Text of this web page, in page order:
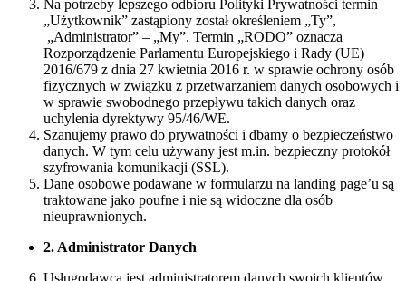
Na potrzeby lepszego odbioru Polityki Prywatności termin
„Użytkownik” zastąpiony został określeniem „Ty”,
„Administrator” – „My”. Termin „RODO” oznacza
Rozporządzenie Parlamentu Europejskiego i Rady (UE)
2016/679 z dnia 27 kwietnia 2016 r. w sprawie ochrony osób
fizycznych w związku z przetwarzaniem danych osobowych i
w sprawie swobodnego przepływu takich danych oraz
uchylenia dyrektywy 95/46/WE.
Szanujemy prawo do prywatności i dbamy o bezpieczeństwo
danych. W tym celu używany jest m.in. bezpieczny protokół
szyfrowania komunikacji (SSL).
Dane osobowe podawane w formularzu na landing page’u są
traktowane jako poufne i nie są widoczne dla osób
nieuprawnionych.
2. Administrator Danych
Usługodawca jest administratorem danych swoich klientów.